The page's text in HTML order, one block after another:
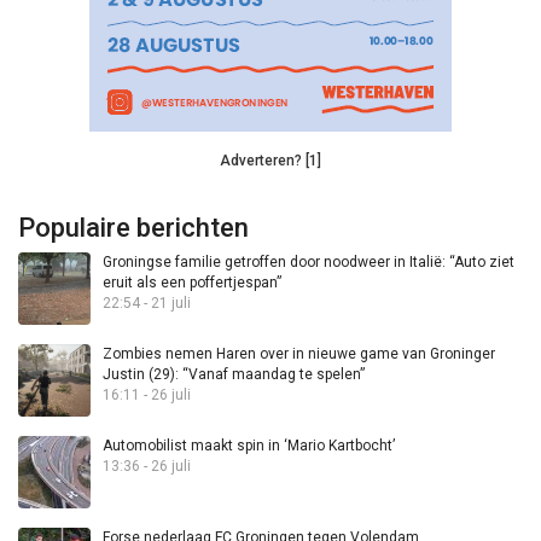
Adverteren? [1]
Populaire berichten
Groningse familie getroffen door noodweer in Italië: “Auto ziet
eruit als een poffertjespan”
22:54 - 21 juli
Zombies nemen Haren over in nieuwe game van Groninger
Justin (29): “Vanaf maandag te spelen”
16:11 - 26 juli
Automobilist maakt spin in ‘Mario Kartbocht’
13:36 - 26 juli
Forse nederlaag FC Groningen tegen Volendam